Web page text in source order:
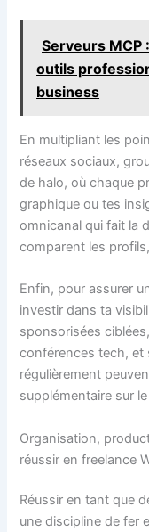
Serveurs
outils
business
En multipliant les
réseaux sociaux,
de halo, où chaque
graphique ou tes
omnicanal qui fait la
comparent les
Enfin, pour assurer
investir dans ta
sponsorisées
conférences tech, et
régulièrement
supplémentaire sur
Organisation,
réussir en freelance
Réussir en tant que
une discipline de fer